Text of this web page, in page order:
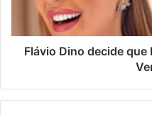
Flávio Dino decide que